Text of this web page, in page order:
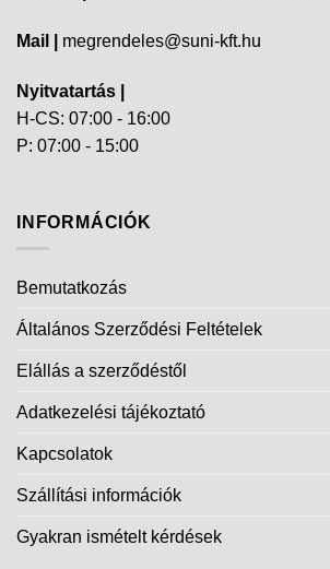
Mail | megrendeles@suni-kft.hu
Nyitvatartás |
H-CS: 07:00 - 16:00
P: 07:00 - 15:00
INFORMÁCIÓK
Bemutatkozás
Általános Szerződési Feltételek
Elállás a szerződéstől
Adatkezelési tájékoztató
Kapcsolatok
Szállítási információk
Gyakran ismételt kérdések